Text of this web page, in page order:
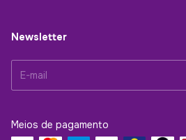
Newsletter
Meios de pagamento